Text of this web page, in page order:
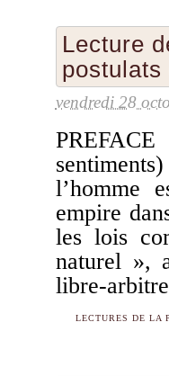
Lecture
postulats
vendredi 28
l’homme
empire
les lois
naturel »,
libre-
LECTURES DE LA